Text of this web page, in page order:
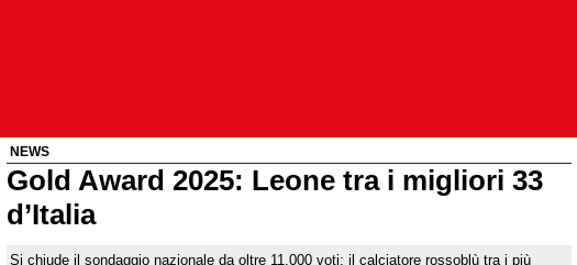
NEWS
Gold Award 2025: Leone tra i migliori 33
d’Italia
Si chiude il sondaggio nazionale da oltre 11.000 voti: il calciatore rossoblù tra i più